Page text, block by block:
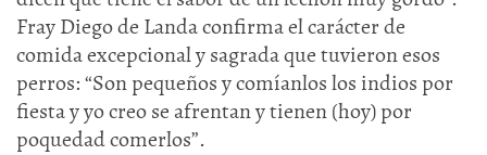
Fray Diego de Landa confirma el carácter de
comida excepcional y sagrada que tuvieron esos
perros: “Son pequeños y comíanlos los indios por
fiesta y yo creo se afrentan y tienen (hoy) por
poquedad comerlos”.